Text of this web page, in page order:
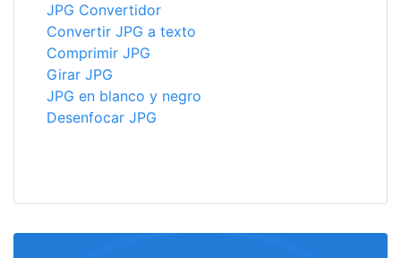
JPG Convertidor
Convertir JPG a texto
Comprimir JPG
Girar JPG
JPG en blanco y negro
Desenfocar JPG